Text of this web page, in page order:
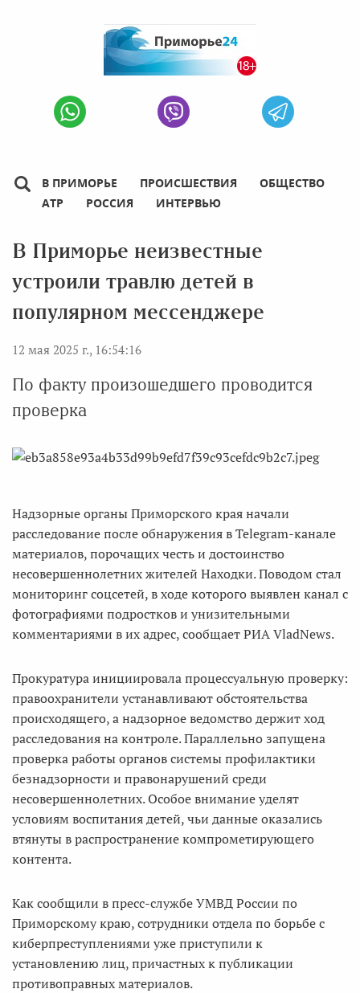
В ПРИМОРЬЕ ПРОИСШЕСТВИЯ
ОБЩЕСТВО
АТР
РОССИЯ ИНТЕРВЬЮ
В Приморье неизвестные
устроили травлю детей в
популярном мессенджере
12 мая 2025 г., 16:54:16
По факту произошедшего проводится
проверка
Надзорные органы Приморского края начали
расследование после обнаружения в Telegram-канале
материалов, порочащих честь и достоинство
несовершеннолетних жителей Находки. Поводом стал
мониторинг соцсетей, в ходе которого выявлен канал с
фотографиями подростков и унизительными
комментариями в их адрес, сообщает РИА VladNews.
Прокуратура инициировала процессуальную проверку:
правоохранители устанавливают обстоятельства
происходящего, а надзорное ведомство держит ход
расследования на контроле. Параллельно запущена
проверка работы органов системы профилактики
безнадзорности и правонарушений среди
несовершеннолетних. Особое внимание уделят
условиям воспитания детей, чьи данные оказались
втянуты в распространение компрометирующего
контента.
Как сообщили в пресс-службе УМВД России по
Приморскому краю, сотрудники отдела по борьбе с
киберпреступлениями уже приступили к
установлению лиц, причастных к публикации
противоправных материалов.